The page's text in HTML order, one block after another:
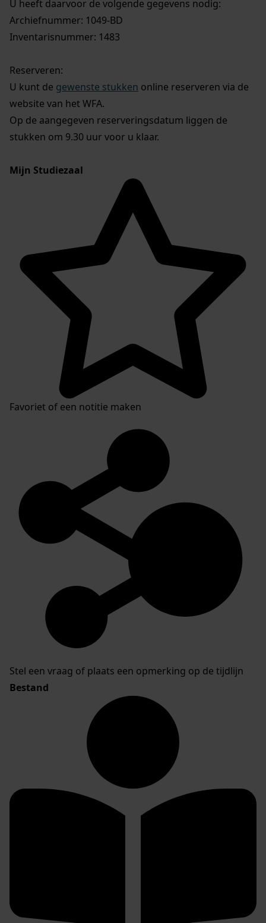
U heeft daarvoor de volgende gegevens nodig:
Archiefnummer: 1049-BD
Inventarisnummer: 1483
Reserveren:
U kunt de gewenste stukken online reserveren via de
website van het WFA.
Op de aangegeven reserveringsdatum liggen de
stukken om 9.30 uur voor u klaar.
Mijn Studiezaal
Favoriet of een notitie maken
Stel een vraag of plaats een opmerking op de tijdlijn
Bestand